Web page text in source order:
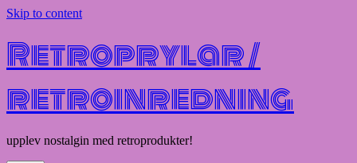
Skip to content
Retroprylar /
retroinredning
upplev nostalgin med retroprodukter!